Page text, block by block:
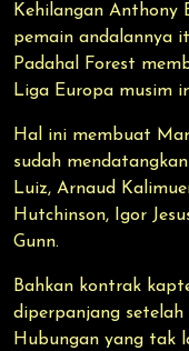
Kehilangan Anthony
pemain andalannya
Padahal Forest
Liga Europa musim
Hal ini membuat
sudah
Luiz, Arnaud
Hutchinson, Igor
Gunn.
Bahkan kontrak
diperpanjang setelah
Hubungan yang tak